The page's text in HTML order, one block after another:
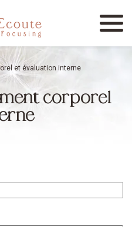
Menu
et évaluation interne
corporel